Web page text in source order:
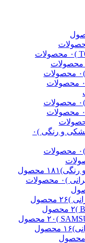
۰ محصولات
۰ محصولات
۰ محصولات
۰ محصولات
۰ محصولات
و رنگی )۰
۰ محصولات
رنگی)۱۸۱ محصول
)۰ محصولات
)۲۶ محصول
۲ محصول
۲۰ محصول
۱۶ محصول